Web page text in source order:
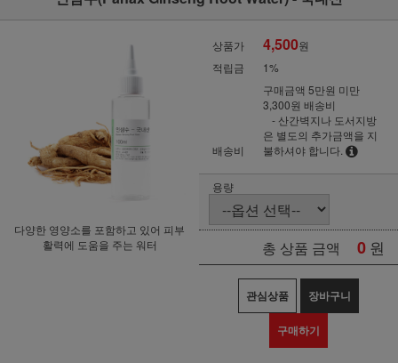
다양한 영양소를 포함하고 있어 피부
활력에 도움을 주는 워터
상품가 4,500원
적립금
1%
배송비
구매금액 5만원 미만
3,300원 배송비
- 산간벽지나 도서지방
은 별도의 추가금액을 지
불하셔야 합니다.
용량
총 상품 금액 0 원
관심상품 장바구니
구매하기